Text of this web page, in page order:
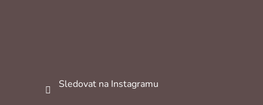
Sledovat na Instagramu